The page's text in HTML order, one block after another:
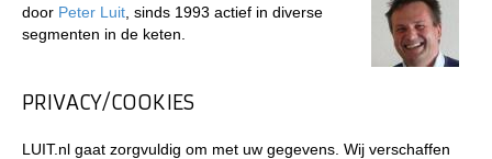
door Peter Luit , sinds 1993 actief in diverse
segmenten in de keten.
PRIVACY/COOKIES
LUIT.nl gaat zorgvuldig om met uw gegevens. Wij verschaffen